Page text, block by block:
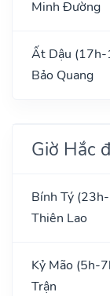
Minh Đường
Ất Dậu (17h-
Bảo Quang
Giờ Hắc
Bính Tý
Thiên Lao
Kỷ Mão (5h-
Trận